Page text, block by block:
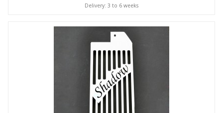
Delivery: 3 to 6 weeks